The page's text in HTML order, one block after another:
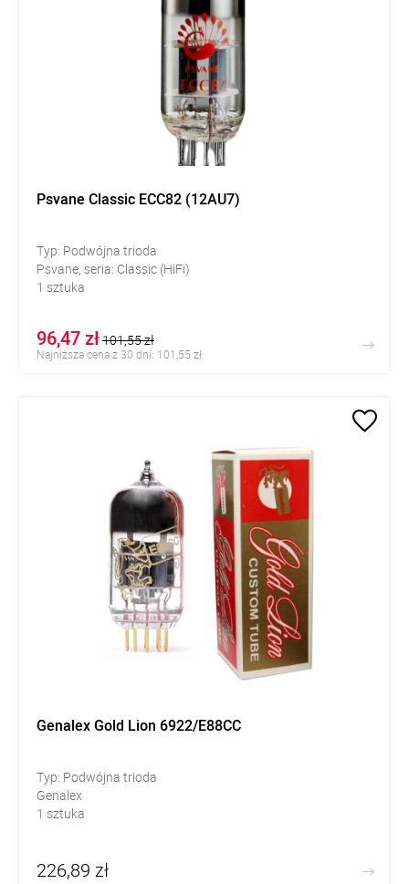
Psvane Classic ECC82 (12AU7)
Typ: Podwójna trioda
Psvane, seria: Classic (HiFi)
1 sztuka
96,47 zł101,55 zł
Najniższa cena z 30 dni: 101,55 zł
Genalex Gold Lion 6922/E88CC
Typ: Podwójna trioda
Genalex
1 sztuka
226,89 zł